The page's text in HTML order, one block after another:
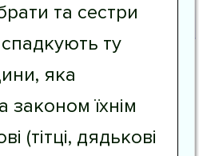
та сестри
ту
яка
законом їхнім
(тітці, дядькові